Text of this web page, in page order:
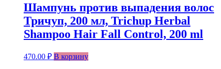
Шампунь против выпадения волос
Тричуп, 200 мл, Trichup Herbal
Shampoo Hair Fall Control, 200 ml
470.00 ₽ В корзину